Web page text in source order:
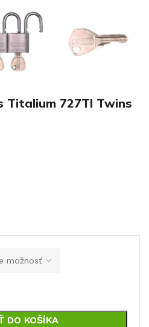
Titalium 727TI Twins
DO KOŠÍKA